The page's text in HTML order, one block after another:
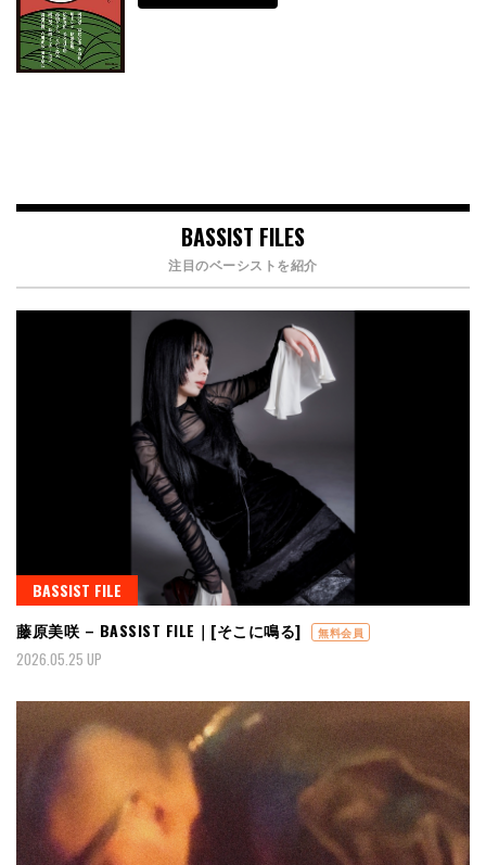
BASSIST FILES
注目のベーシストを紹介
BASSIST FILE
藤原美咲 – BASSIST FILE｜[そこに鳴る]
無料会員
2026.05.25 UP